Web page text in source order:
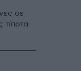
σε